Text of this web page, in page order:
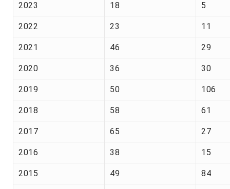
2023 18 5
2022 23 11
2021 46 29
2020 36 30
2019 50 106
2018 58 61
2017 65 27
2016 38 15
2015 49 84